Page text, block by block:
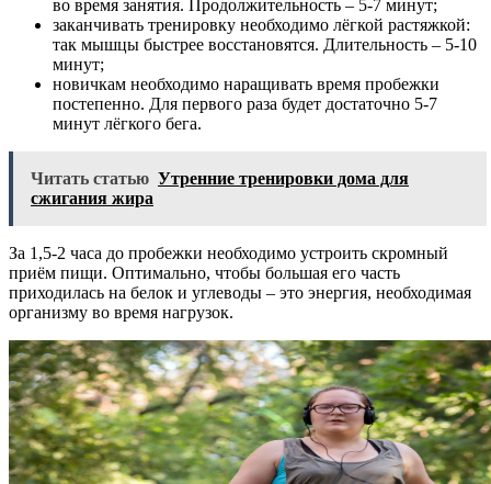
во время занятия. Продолжительность – 5-7 минут;
заканчивать тренировку необходимо лёгкой растяжкой:
так мышцы быстрее восстановятся. Длительность – 5-10
минут;
новичкам необходимо наращивать время пробежки
постепенно. Для первого раза будет достаточно 5-7
минут лёгкого бега.
Читать статью Утренние тренировки дома для
сжигания жира
За 1,5-2 часа до пробежки необходимо устроить скромный
приём пищи. Оптимально, чтобы большая его часть
приходилась на белок и углеводы – это энергия, необходимая
организму во время нагрузок.